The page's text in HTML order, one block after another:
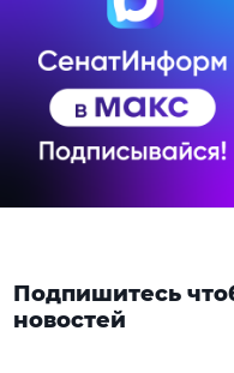
Подпишитесь
новостей